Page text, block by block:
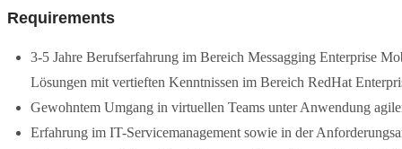
Requirements
3-5 Jahre Berufserfahrung im Bereich Messagging Enterprise
Lösungen mit vertieften Kenntnissen im Bereich RedHat
Gewohntem Umgang in virtuellen Teams unter Anwendung
Erfahrung im IT-Servicemanagement sowie in der